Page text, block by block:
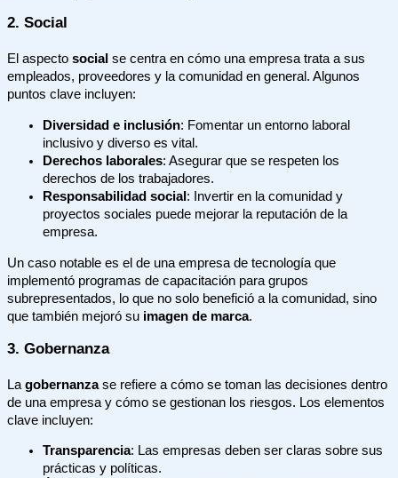
2. Social
El aspecto social se centra en cómo una empresa trata a sus
empleados, proveedores y la comunidad en general. Algunos
puntos clave incluyen:
Diversidad e inclusión: Fomentar un entorno laboral
inclusivo y diverso es vital.
Derechos laborales: Asegurar que se respeten los
derechos de los trabajadores.
Responsabilidad social : Invertir en la comunidad y
proyectos sociales puede mejorar la reputación de la
empresa.
Un caso notable es el de una empresa de tecnología que
implementó programas de capacitación para grupos
subrepresentados, lo que no solo benefició a la comunidad, sino
que también mejoró su imagen de marca.
3. Gobernanza
La gobernanzase refiere a cómo se toman las decisiones dentro
de una empresa y cómo se gestionan los riesgos. Los elementos
clave incluyen:
Transparencia: Las empresas deben ser claras sobre sus
prácticas y políticas.